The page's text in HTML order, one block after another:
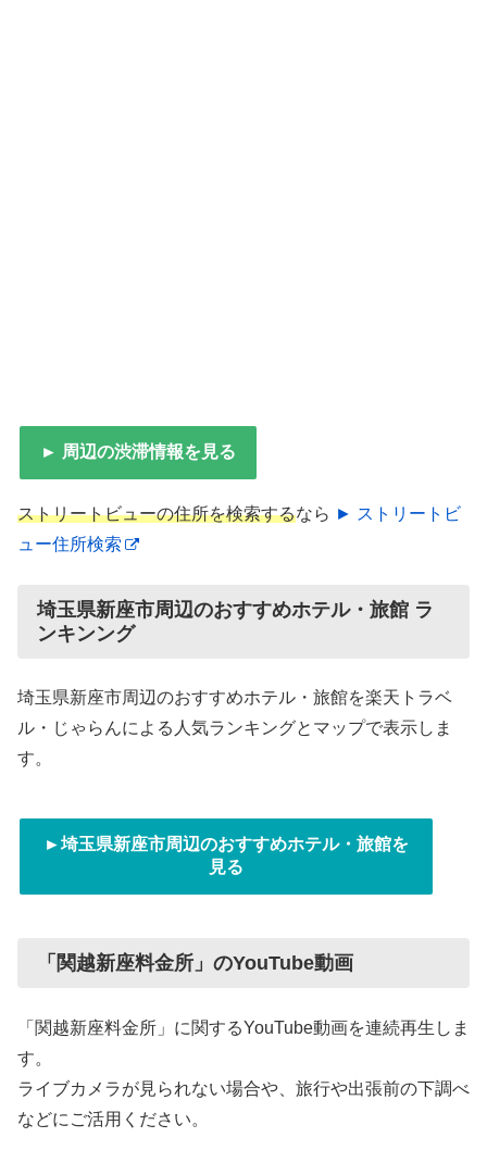
► 周辺の渋滞情報を見る
ストリートビューの住所を検索するなら ► ストリートビ
ュー住所検索
埼玉県新座市周辺のおすすめホテル・旅館 ラ
ンキンング
埼玉県新座市周辺のおすすめホテル・旅館を楽天トラベ
ル・じゃらんによる人気ランキングとマップで表示しま
す。
►埼玉県新座市周辺のおすすめホテル・旅館を
見る
「関越新座料金所」のYouTube動画
「関越新座料金所」に関するYouTube動画を連続再生しま
す。
ライブカメラが見られない場合や、旅行や出張前の下調べ
などにご活用ください。